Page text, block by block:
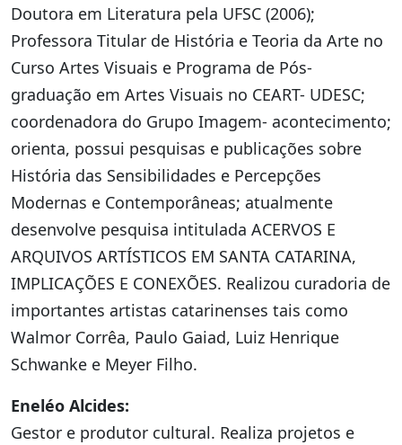
Doutora em Literatura pela UFSC (2006);
Professora Titular de História e Teoria da Arte no
Curso Artes Visuais e Programa de Pós-
graduação em Artes Visuais no CEART- UDESC;
coordenadora do Grupo Imagem- acontecimento;
orienta, possui pesquisas e publicações sobre
História das Sensibilidades e Percepções
Modernas e Contemporâneas; atualmente
desenvolve pesquisa intitulada ACERVOS E
ARQUIVOS ARTÍSTICOS EM SANTA CATARINA,
IMPLICAÇÕES E CONEXÕES. Realizou curadoria de
importantes artistas catarinenses tais como
Walmor Corrêa, Paulo Gaiad, Luiz Henrique
Schwanke e Meyer Filho.
Eneléo Alcides:
Gestor e produtor cultural. Realiza projetos e